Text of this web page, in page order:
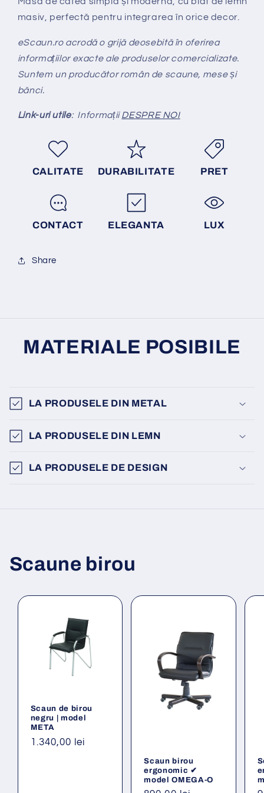
masiv, perfectă pentru integrarea în orice decor.
eScaun.ro acrodă o grijă deosebită în oferirea
informațiilor exacte ale produselor comercializate.
Suntem un producător român de scaune, mese și
bănci.
Link-uri utile:InformațiiDESPRE NOI
CALITATE DURABILITATE PRET
CONTACT ELEGANTA LUX
Share
MATERIALE POSIBILE
LA PRODUSELE DIN METAL
LA PRODUSELE DIN LEMN
LA PRODUSELE DE DESIGN
Scaune birou
Scaun de birou
negru | model
META
Preț
1.340,00 lei
Scaun birou
ergonomic ✔
model OMEGA-O